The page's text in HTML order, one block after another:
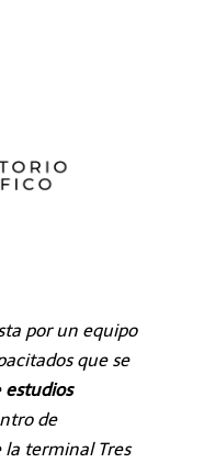
por un equipo
que se
estudios
de
la terminal Tres